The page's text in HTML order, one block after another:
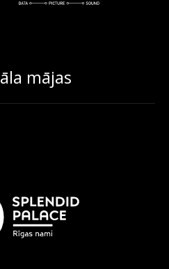
mājas